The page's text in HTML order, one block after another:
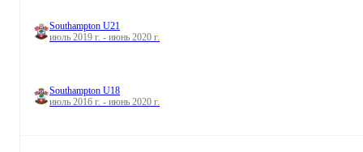
Southampton U21
июль 2019 г. - июнь 2020 г.
Southampton U18
июль 2016 г. - июнь 2020 г.